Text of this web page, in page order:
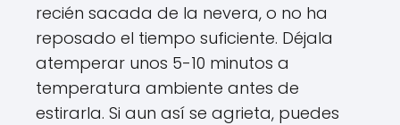
recién sacada de la nevera, o no ha
reposado el tiempo suficiente. Déjala
atemperar unos 5-10 minutos a
temperatura ambiente antes de
estirarla. Si aun así se agrieta, puedes